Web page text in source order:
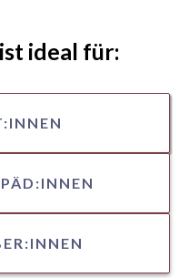
ideal für: